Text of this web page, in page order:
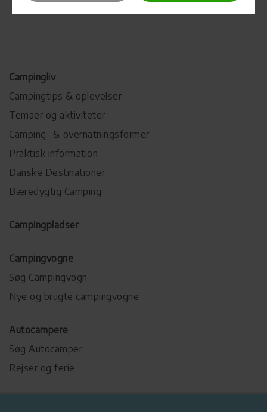
Campingliv
Campingtips & oplevelser
Temaer og aktiviteter
Camping- & overnatningsformer
Praktisk information
Danske Destinationer
Bæredygtig Camping
Campingpladser
Campingvogne
Søg Campingvogn
Nye og brugte campingvogne
Autocampere
Søg Autocamper
Rejser og ferie